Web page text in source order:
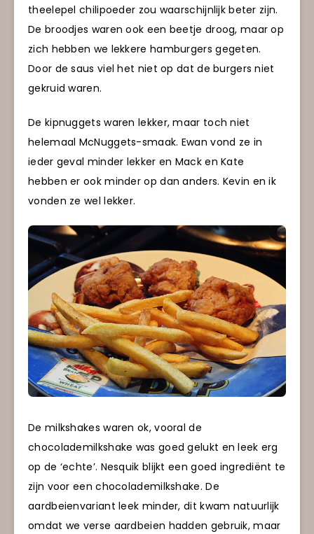
theelepel chilipoeder zou waarschijnlijk beter zijn.
De broodjes waren ook een beetje droog, maar op
zich hebben we lekkere hamburgers gegeten.
Door de saus viel het niet op dat de burgers niet
gekruid waren.
De kipnuggets waren lekker, maar toch niet
helemaal McNuggets-smaak. Ewan vond ze in
ieder geval minder lekker en Mack en Kate
hebben er ook minder op dan anders. Kevin en ik
vonden ze wel lekker.
De milkshakes waren ok, vooral de
chocolademilkshake was goed gelukt en leek erg
op de ‘echte’. Nesquik blijkt een goed ingrediënt te
zijn voor een chocolademilkshake. De
aardbeienvariant leek minder, dit kwam natuurlijk
omdat we verse aardbeien hadden gebruik, maar